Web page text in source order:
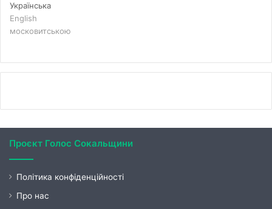
Українська
English
московитською
Проєкт Голос Сокальщини
Політика конфіденційності
Про нас